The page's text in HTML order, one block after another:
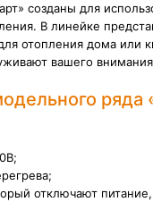
созданы для
В линейке
отопления дома или
вашего
ряда
отключают